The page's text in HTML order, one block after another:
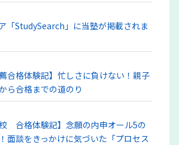
「StudySearch」に当塾が掲載されま
合格体験記】忙しさに負けない！親子
ら合格までの道のり
校 合格体験記】念願の内申オール5の
面談をきっかけに気づいた「プロセス